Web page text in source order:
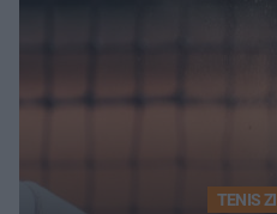
TENIS